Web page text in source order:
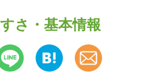
さ・基本情報